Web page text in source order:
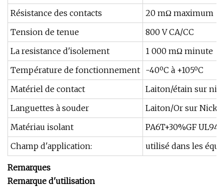
Résistance des contacts
20 mΩ maximum
Tension de tenue
800 V CA/CC
La resistance d'isolement
1 000 mΩ minute
Température de fonctionnement -40ºC à +105ºC
Matériel de contact
Laiton/étain sur
Languettes à souder
Laiton/Or sur Nickel
Matériau isolant
PA6T+30%GF
Champ d'application:
utilisé dans les
Remarques
Remarque d'utilisation